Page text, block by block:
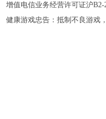
增值电信业务经营许可证沪B2-
健康游戏忠告：抵制不良游戏